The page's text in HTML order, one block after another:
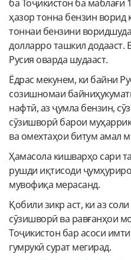
ба Тоҷикистон ба маблағи
ҳазор тонна бензин ворид
тоннаи бензини
долларро ташкил додааст.
Русия оварда шудааст.
Ёдрас мекунем, ки байни
созишномаи
нафтӣ, аз ҷумла бензин,
сӯзишворӣ барои
ва омехтаҳои битум амал
Ҳамасола кишварҳо сари
рушди иқтисоди
мувофиқа мерасанд.
Қобили зикр аст, ки аз
сӯзишворӣ ва равғанҳои
Тоҷикистон бар асоси
гумрукӣ сурат мегирад.